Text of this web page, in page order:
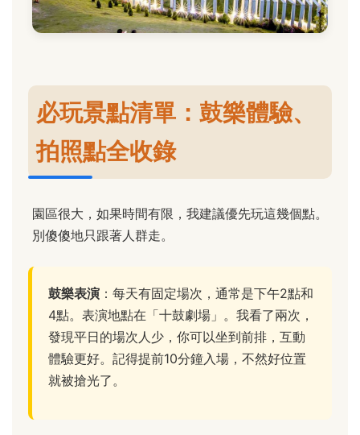
必玩景點清單：鼓樂體驗、
拍照點全收錄
園區很大，如果時間有限，我建議優先玩這幾個點。
別傻傻地只跟著人群走。
鼓樂表演 ：每天有固定場次，通常是下午2點和
4點。表演地點在「十鼓劇場」。我看了兩次，
發現平日的場次人少，你可以坐到前排，互動
體驗更好。記得提前10分鐘入場，不然好位置
就被搶光了。